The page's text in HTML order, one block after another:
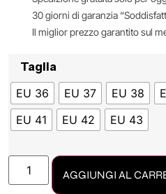
30 giorni di garanzia
Il miglior prezzo garantito sul
Taglia
EU 36
EU 37 EU 38
EU 41
EU 42 EU 43
AGGIUNGI AL